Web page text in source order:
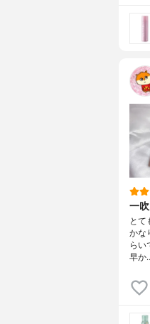
一
とて
かな
らい
早か